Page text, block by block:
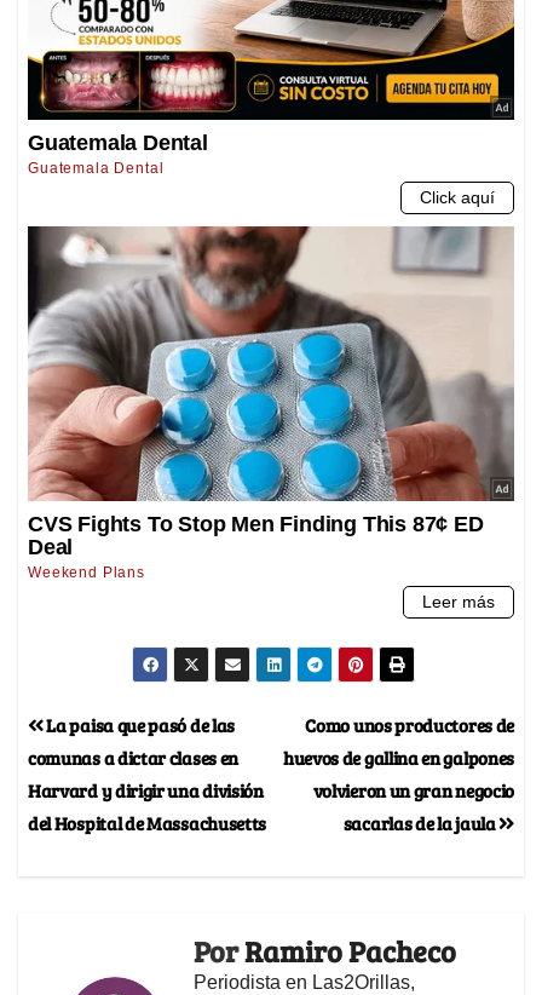
Como unos productores de
huevos de gallina en galpones
volvieron un gran negocio
sacarlas de la jaula
La paisa que pasó de las
comunas a dictar clases en
Harvard y dirigir una división
del Hospital de Massachusetts
PorRamiro Pacheco
Periodista en Las2Orillas,